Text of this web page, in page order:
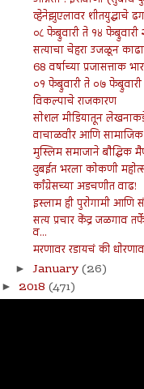
व्हेनेझुएलावर शीतयुद्धाचे ढग
०८ फेब्रुवारी ते १४ फेब्रुवारी
सत्याचा चेहरा उजळून
68 वर्षाच्या प्रजासत्ताक
०१ फेब्रुवारी ते ०७
विकल्पाचे राजकारण
सोशल मीडियातून
वाचाळवीर आणि
मुस्लिम समाजाने बौद्धिक
दुबईत भरला कोकणी
काँग्रेसच्या अडचणीत वाढ!
इस्लाम ही पुरोगामी आणि
सत्य प्रचार केंद्र जळगाव
व...
मरणावर रडायचं की
► January(26)
► 2018 (471)
►2017(141)